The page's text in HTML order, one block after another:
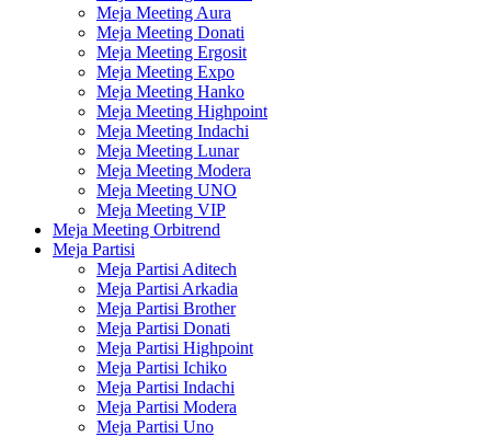
Meja Meeting Aura
Meja Meeting Donati
Meja Meeting Ergosit
Meja Meeting Expo
Meja Meeting Hanko
Meja Meeting Highpoint
Meja Meeting Indachi
Meja Meeting Lunar
Meja Meeting Modera
Meja Meeting UNO
Meja Meeting VIP
Meja Meeting Orbitrend
Meja Partisi
Meja Partisi Aditech
Meja Partisi Arkadia
Meja Partisi Brother
Meja Partisi Donati
Meja Partisi Highpoint
Meja Partisi Ichiko
Meja Partisi Indachi
Meja Partisi Modera
Meja Partisi Uno